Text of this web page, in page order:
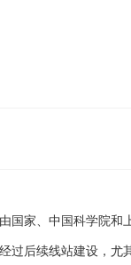
家、中国科学院
后续线站建设，